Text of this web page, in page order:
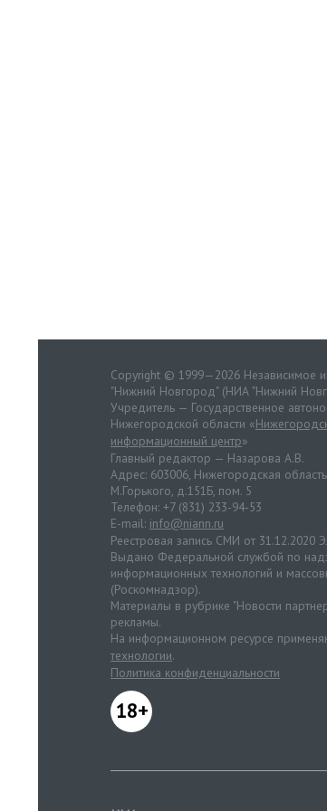
Copyright © 1999—2026 Независимое
"Нижний Новгород" (НИА "Нижний
Учредитель — Государственное
Нижегородской области «
информационный центр»
Главный редактор — Назарова А.В.
Адрес: 603006, Нижегородская
М.Горького, д.151Б, пом. 5
Телефон: +7 (831) 233-94-53
E-mail: info@niann.ru
Реестровая запись СМИ от
Выдано Федеральной службой по
информационных технологий и
(Роскомнадзор).
Материалы в рубрике "Новости
рекламы.
На информационном ресурсе
технологии.
Политика конфиденциальности
18+